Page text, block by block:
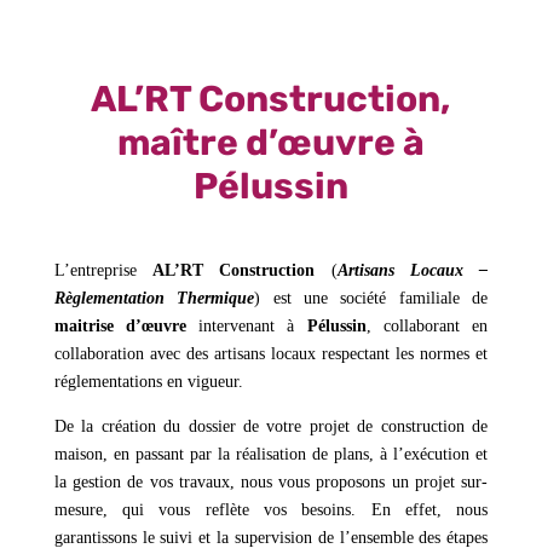
AL’RT Construction,
maître d’œuvre à
Pélussin
L’entreprise AL’RT Construction (Artisans Locaux –
Règlementation Thermique) est une société familiale de
maitrise d’œuvre intervenant à Pélussin , collaborant en
collaboration avec des artisans locaux respectant les normes et
réglementations en vigueur.
De la création du dossier de votre projet de construction de
maison, en passant par la réalisation de plans, à l’exécution et
la gestion de vos travaux, nous vous proposons un projet sur-
mesure, qui vous reflète vos besoins. En effet, nous
garantissons le suivi et la supervision de l’ensemble des étapes